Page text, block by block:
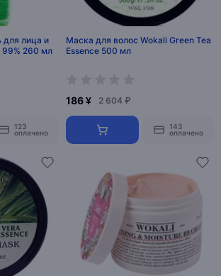
для лица и
99% 260 мл
123
оплачено
Маска для волос Wokali Green Tea
Essence 500 мл
186 ¥ 2 604 ₽
143
оплачено